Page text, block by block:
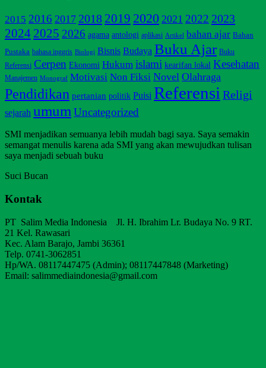
2015 2016 2017 2018 2019 2020 2021 2022 2023
2024 2025 2026 agama antologi aplikasi Artikel bahan ajar Bahan
Pustaka bahasa inggris Biologi Bisnis Budaya Buku Ajar Buku
Referensi Cerpen Ekonomi Hukum islami kearifan lokal Kesehatan
Manajemen Monograf Motivasi Non Fiksi Novel Olahraga
Pendidikan pertanian politik Puisi ReferensiReligi
sejarah umumUncategorized
SMI menjadikan semuanya lebih mudah bagi saya. Saya semakin
semangat menulis karena ada SMI yang akan mewujudkan tulisan
saya menjadi sebuah buku
Suci Bucan
Kontak
PT Salim Media Indonesia Jl. H. Ibrahim Lr. Budaya No. 9 RT.
21 Kel. Rawasari
Kec. Alam Barajo, Jambi 36361
Telp. 0741-3062851
Hp/WA. 08117447475 (Admin); 08117447848 (Marketing)
Email: salimmediaindonesia@gmail.com